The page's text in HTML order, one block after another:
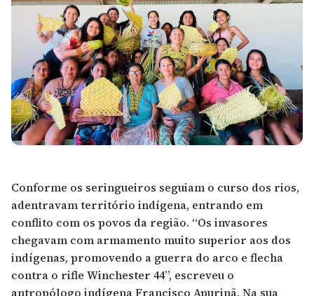
Conforme os seringueiros seguiam o curso dos rios,
adentravam território indígena, entrando em
conflito com os povos da região. “Os invasores
chegavam com armamento muito superior aos dos
indígenas, promovendo a guerra do arco e flecha
contra o rifle Winchester 44”, escreveu o
antropólogo indígena Francisco Apurinã. Na sua